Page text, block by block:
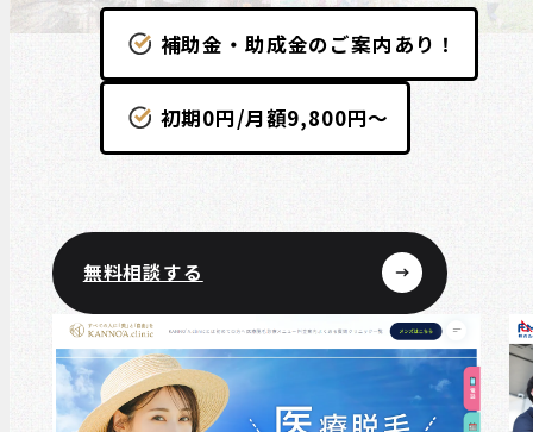
補助金・助成金のご案内あり！
初期0円/月額9,800円～
無料相談する